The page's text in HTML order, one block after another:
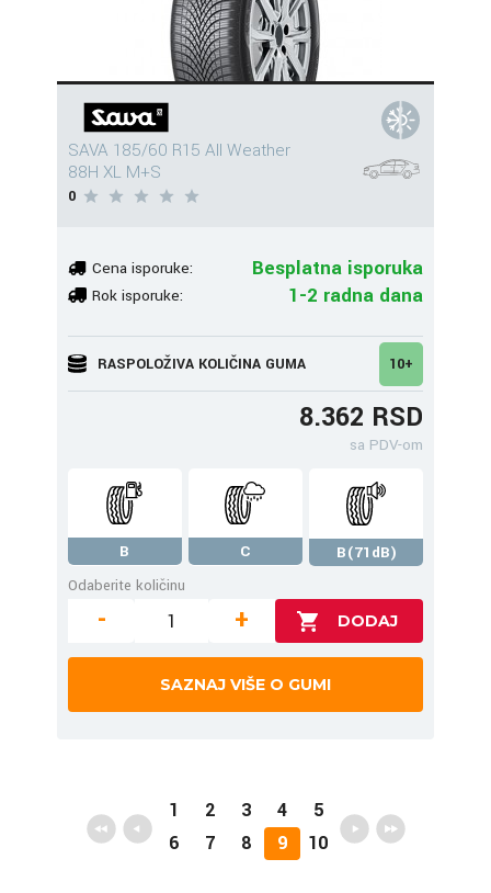
SAVA 185/60 R15 All Weather
88H XL M+S
0
Cena isporuke: Besplatna isporuka
Rok isporuke: 1-2 radna dana
RASPOLOŽIVA KOLIČINA GUMA 10+
8.362 RSD
sa PDV-om
B C
B(71dB)
Odaberite količinu
- +
SAZNAJ VIŠE O GUMI
1 2 3 4
5
6
7 8 9 10